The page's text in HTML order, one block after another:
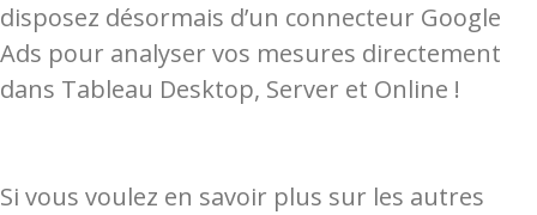
disposez désormais d’un connecteur Google
Ads pour analyser vos mesures directement
dans Tableau Desktop, Server et Online !
Si vous voulez en savoir plus sur les autres